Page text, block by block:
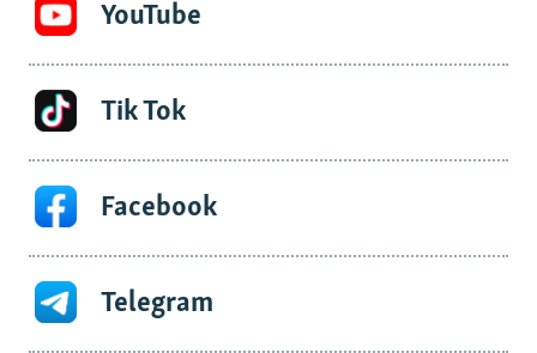
YouTube
Tik Tok
Facebook
Telegram